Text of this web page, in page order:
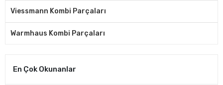
Viessmann Kombi Parçaları
Warmhaus Kombi Parçaları
En Çok Okunanlar